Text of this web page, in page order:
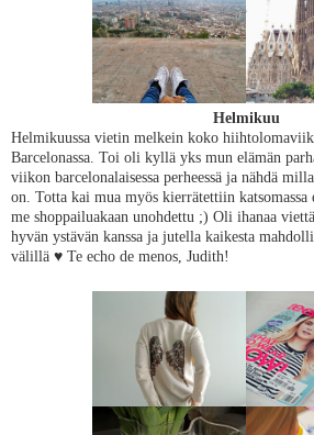
Helmikuu
Helmikuussa vietin melkein koko
Barcelonassa. Toi oli kyllä yks mun elämän
viikon barcelonalaisessa perheessä ja nähdä
on. Totta kai mua myös kierrätettiin
me shoppailuakaan unohdettu ;) Oli ihanaa
hyvän ystävän kanssa ja jutella kaikesta
välillä ♥ Te echo de menos, Judith!